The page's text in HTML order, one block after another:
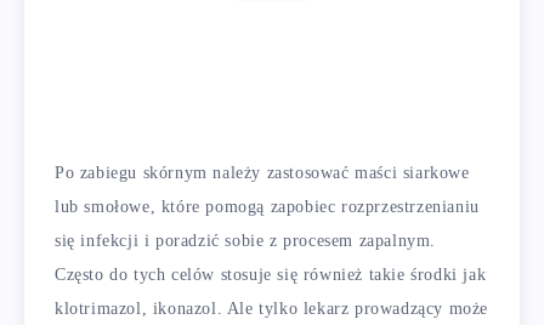
Po zabiegu skórnym należy zastosować maści siarkowe
lub smołowe, które pomogą zapobiec rozprzestrzenianiu
się infekcji i poradzić sobie z procesem zapalnym.
Często do tych celów stosuje się również takie środki jak
klotrimazol, ikonazol. Ale tylko lekarz prowadzący może